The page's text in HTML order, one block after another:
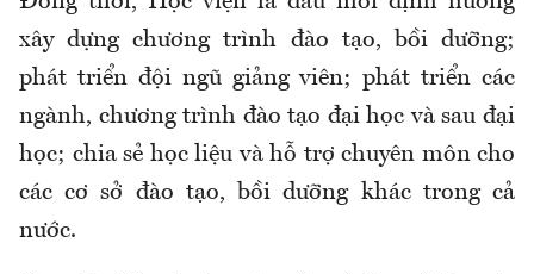
xây dựng chương trình đào tạo, bồi dưỡng;
phát triển đội ngũ giảng viên; phát triển các
ngành, chương trình đào tạo đại học và sau đại
học; chia sẻ học liệu và hỗ trợ chuyên môn cho
các cơ sở đào tạo, bồi dưỡng khác trong cả
nước.